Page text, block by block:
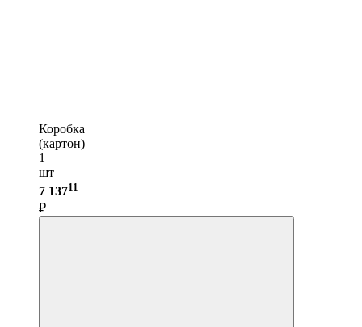
Коробка
(картон)
1
шт —
7 13711
₽